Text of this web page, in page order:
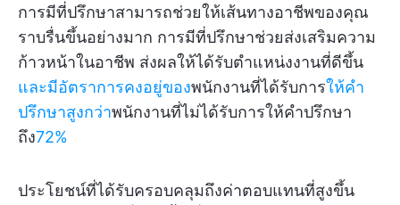
การมีที่ปรึกษาสามารถช่วยให้เส้นทางอาชีพของคุณ
ราบรื่นขึ้นอย่างมาก การมีที่ปรึกษาช่วยส่งเสริมความ
ก้าวหน้าในอาชีพ ส่งผลให้ได้รับตำแหน่งงานที่ดีขึ้น
และมีอัตราการคงอยู่ของพนักงานที่ได้รับการให้คำ
ปรึกษาสูงกว่าพนักงานที่ไม่ได้รับการให้คำปรึกษา
ถึง72%
ประโยชน์ที่ได้รับครอบคลุมถึงค่าตอบแทนที่สูงขึ้น